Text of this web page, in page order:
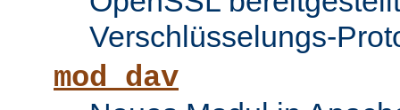
Verschlüsselungs-
mod_dav